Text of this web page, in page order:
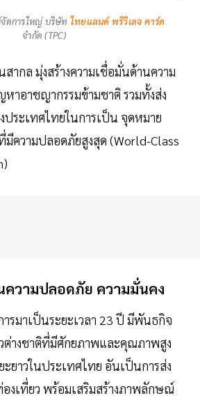
ดการใหญ่ บริษัท ไทยแลนด์ พริวิเลจ คาร์ด
จำกัด (TPC)
ากล มุ่งสร้างความเชื่อมั่นด้านความ
าอาชญากรรมข้ามชาติ รวมทั้งส่ง
ระเทศไทยในการเป็น จุดหมาย
มีความปลอดภัยสูงสุด (World-Class
ความปลอดภัย ความมั่นคง
ารมาเป็นระยะเวลา 23 ปี มีพันธกิจ
ต่างชาติที่มีศักยภาพและคุณภาพสูง
ยาวในประเทศไทย อันเป็นการส่ง
องเที่ยว พร้อมเสริมสร้างภาพลักษณ์